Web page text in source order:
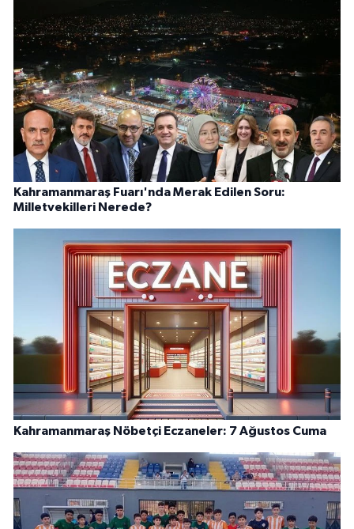
Kahramanmaraş Fuarı'nda Merak Edilen Soru:
Milletvekilleri Nerede?
Kahramanmaraş Nöbetçi Eczaneler: 7 Ağustos Cuma